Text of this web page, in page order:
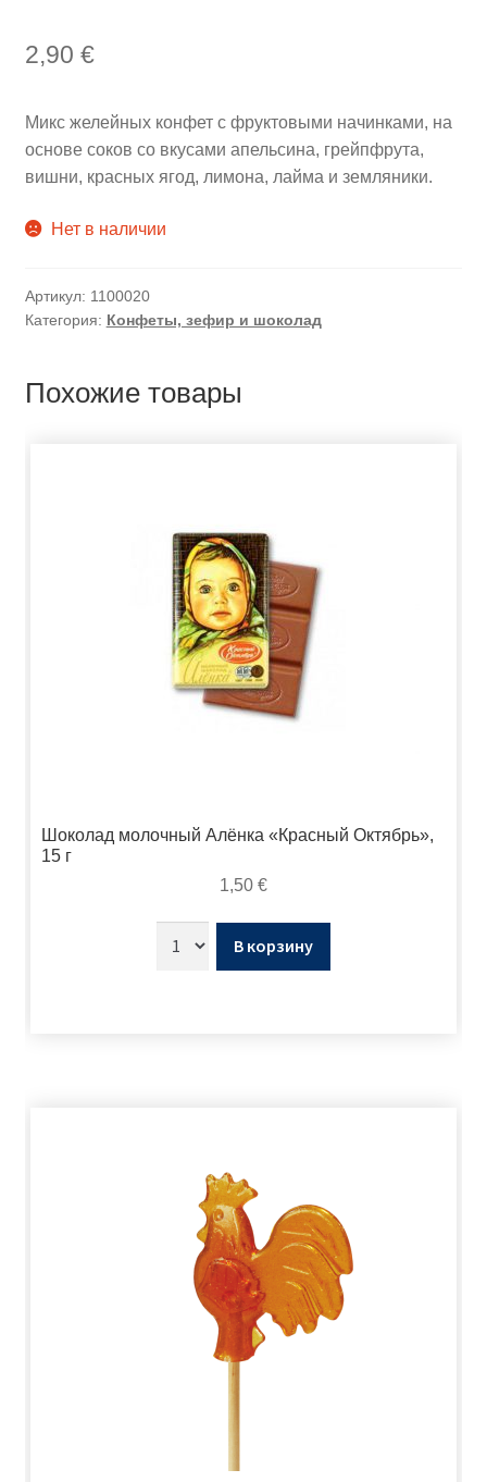
2,90 €
Микс желейных конфет с фруктовыми начинками, на
основе соков со вкусами апельсина, грейпфрута,
вишни, красных ягод, лимона, лайма и земляники.
Нет в наличии
Артикул: 1100020
Категория: Конфеты, зефир и шоколад
Похожие товары
Шоколад молочный Алёнка «Красный Октябрь»,
15 г
1,50 €
В корзину